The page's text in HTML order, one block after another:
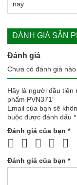
ĐÁNH GIÁ SẢN
Đánh giá
Chưa có đánh giá nào.
Hãy là người đầu tiên
phẩm PVN371”
Email của bạn sẽ
buộc được đánh dấu *
Đánh giá của bạn *
Đánh giá của bạn *